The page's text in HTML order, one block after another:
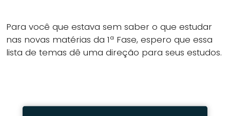
Para você que estava sem saber o que estudar
nas novas matérias da 1ª Fase, espero que essa
lista de temas dê uma direção para seus estudos.